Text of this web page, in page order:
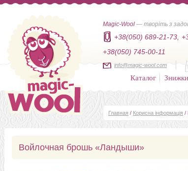
Magic-Wool — творіть з
+38(050) 689-21-73,
+38(050) 745-00-11
info@magic-wool.com
Каталог Знижки
Главная / Корисна інформація /
Войлочная брошь «Ландыши»